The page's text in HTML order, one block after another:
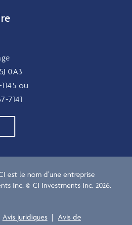
0A3
ou
7141
est le nom d’une entreprise
Inc. © CI Investments Inc. 2026.
Avis juridiques | Avis de